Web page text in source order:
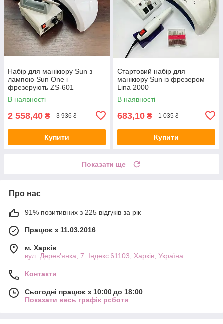
Набір для манікюру Sun з
лампою Sun One і
фрезерують ZS-601
(червоний)
В наявності
2 558,40 ₴ 3 936 ₴
Купити
Стартовий набір для
манікюру Sun із фрезером
Lina 2000
В наявності
683,10 ₴ 1 035 ₴
Купити
Показати ще
Про нас
91% позитивних з 225 відгуків за рік
Працює з 11.03.2016
м. Харків
вул. Дерев'янка, 7. Індекс:61103, Харків, Україна
Контакти
Сьогодні працює з 10:00 до 18:00
Показати весь графік роботи